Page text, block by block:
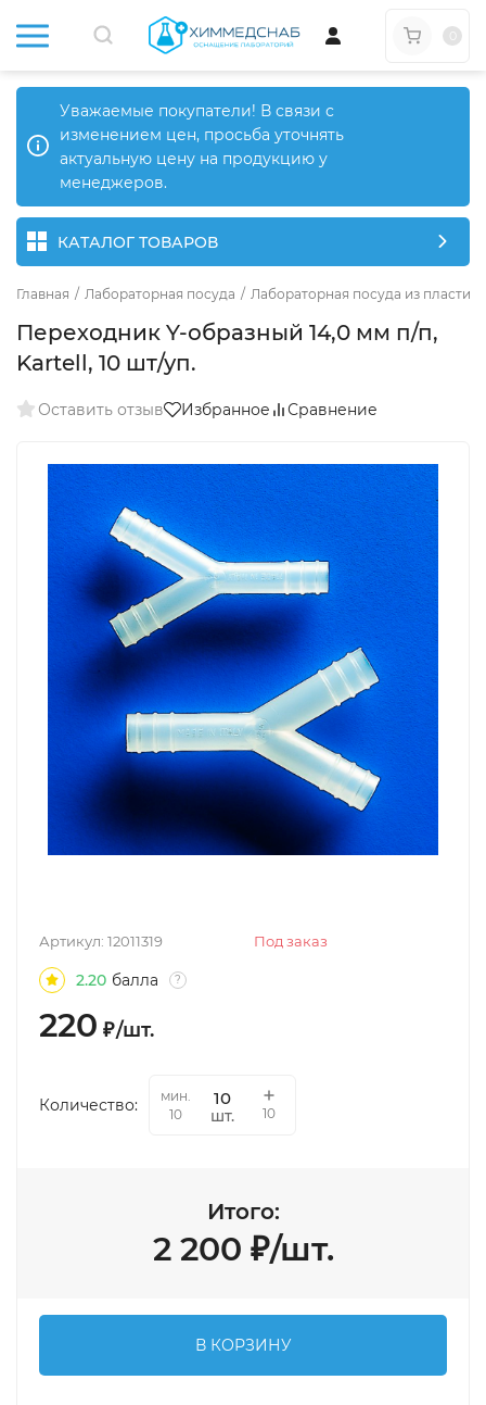
Уважаемые покупатели! В связи с
изменением цен, просьба уточнять
актуальную цену на продукцию у
менеджеров.
КАТАЛОГ ТОВАРОВ
Главная / Лабораторная посуда / Лабораторная посуда из пластика
Переходник Y-образный 14,0 мм п/п,
Kartell, 10 шт/уп.
Оставить отзыв Избранное Сравнение
Под заказ
Артикул: 12011319
2.20 балла ?
220 ₽/шт.
Количество:
мин.
10
шт. 10
Итого:
2 200 ₽/шт.
В КОРЗИНУ